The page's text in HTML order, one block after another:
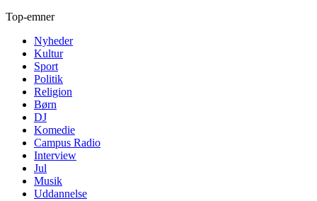
Top-emner
Nyheder
Kultur
Sport
Politik
Religion
Børn
DJ
Komedie
Campus Radio
Interview
Jul
Musik
Uddannelse